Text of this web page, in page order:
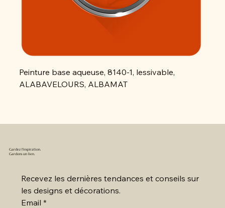
Peinture base aqueuse, 8140-1, lessivable,
ALABAVELOURS, ALBAMAT
Gardez l'inspiration.
Gardons un lien.
Recevez les dernières tendances et conseils sur
les designs et décorations.
Email *